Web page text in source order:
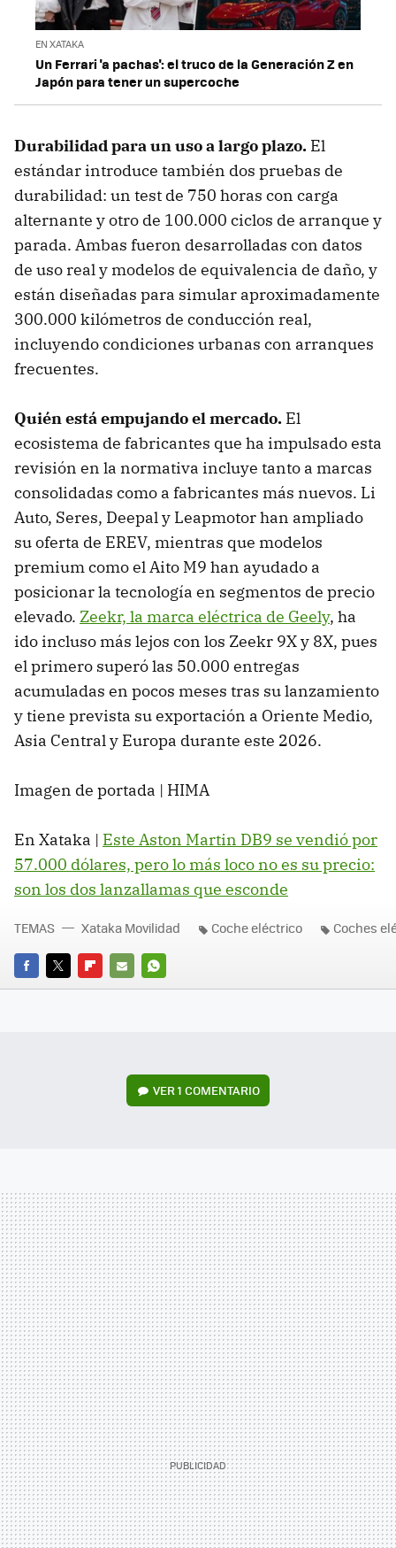
EN XATAKA
Un Ferrari 'a pachas': el truco de la Generación Z en
Japón para tener un supercoche
Durabilidad para un uso a largo plazo. El
estándar introduce también dos pruebas de
durabilidad: un test de 750 horas con carga
alternante y otro de 100.000 ciclos de arranque y
parada. Ambas fueron desarrolladas con datos
de uso real y modelos de equivalencia de daño, y
están diseñadas para simular aproximadamente
300.000 kilómetros de conducción real,
incluyendo condiciones urbanas con arranques
frecuentes.
Quién está empujando el mercado. El
ecosistema de fabricantes que ha impulsado esta
revisión en la normativa incluye tanto a marcas
consolidadas como a fabricantes más nuevos. Li
Auto, Seres, Deepal y Leapmotor han ampliado
su oferta de EREV, mientras que modelos
premium como el Aito M9 han ayudado a
posicionar la tecnología en segmentos de precio
elevado. Zeekr, la marca eléctrica de Geely, ha
ido incluso más lejos con los Zeekr 9X y 8X, pues
el primero superó las 50.000 entregas
acumuladas en pocos meses tras su lanzamiento
y tiene prevista su exportación a Oriente Medio,
Asia Central y Europa durante este 2026.
Imagen de portada | HIMA
En Xataka | Este Aston Martin DB9 se vendió por
57.000 dólares, pero lo más loco no es su precio:
son los dos lanzallamas que esconde
FACEBOOK
TWITTERFLIPBOARD
E-
WHATSAPP
TEMAS Xataka Movilidad Coche eléctrico Coches
VER1 COMENTARIO